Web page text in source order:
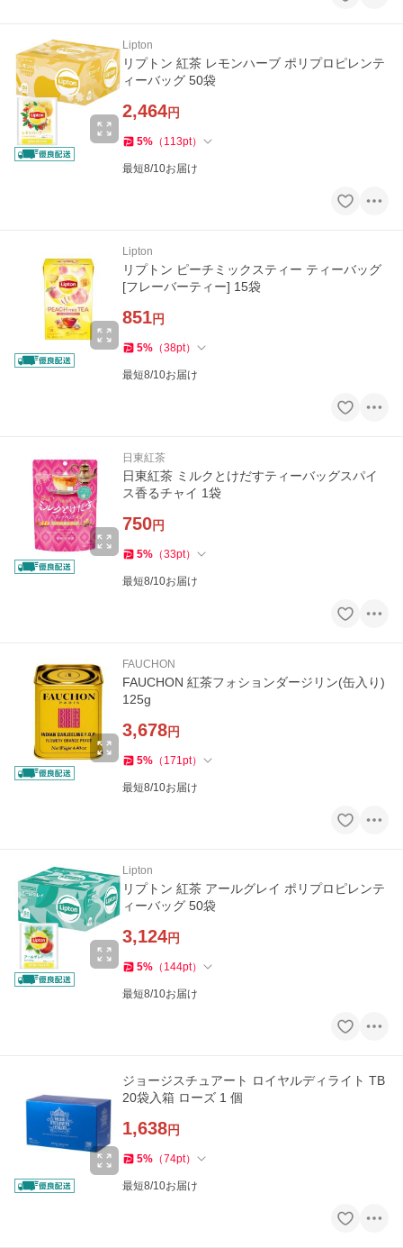
Lipton
リプトン 紅茶 レモンハーブ ポリプロピレンテ
ィーバッグ 50袋
2,464円
5% （ 113pt）
最短8/10お届け
Lipton
リプトン ピーチミックスティー ティーバッグ
[フレーバーティー] 15袋
851円
5% （38pt）
最短8/10お届け
日東紅茶
日東紅茶 ミルクとけだすティーバッグスパイ
ス香るチャイ 1袋
750円
5% （33pt）
最短8/10お届け
FAUCHON
FAUCHON 紅茶フォションダージリン(缶入り)
125g
3,678円
5% （ 171pt）
最短8/10お届け
Lipton
リプトン 紅茶 アールグレイ ポリプロピレンテ
ィーバッグ 50袋
3,124円
5% （ 144pt）
最短8/10お届け
ジョージスチュアート ロイヤルディライト TB
20袋入箱 ローズ 1 個
1,638円
5% （74pt）
最短8/10お届け